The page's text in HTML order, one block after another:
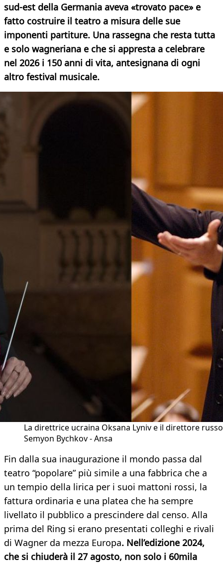
sud-est della Germania aveva «trovato pace» e
fatto costruire il teatro a misura delle sue
imponenti partiture. Una rassegna che resta tutta
e solo wagneriana e che si appresta a celebrare
nel 2026 i 150 anni di vita, antesignana di ogni
altro festival musicale.
La direttrice ucraina Oksana Lyniv e il direttore russo
Semyon Bychkov - Ansa
Fin dalla sua inaugurazione il mondo passa dal
teatro “popolare” più simile a una fabbrica che a
un tempio della lirica per i suoi mattoni rossi, la
fattura ordinaria e una platea che ha sempre
livellato il pubblico a prescindere dal censo. Alla
prima del Ring si erano presentati colleghi e rivali
di Wagner da mezza Europa. Nell’edizione 2024,
che si chiuderà il 27 agosto, non solo i 60mila